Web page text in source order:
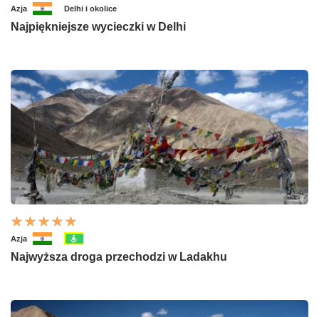
Azja Delhi i okolice
Najpiękniejsze wycieczki w Delhi
Azja
Najwyższa droga przechodzi w Ladakhu